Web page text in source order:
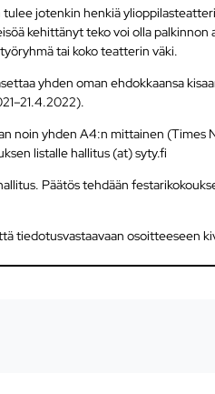
jotenkin henkiä
kehittänyt teko voi olla
tai koko teatterin väki.
yhden oman ehdokkaansa
noin yhden A4:n mittainen (Times
listalle hallitus (at) syty.fi
Päätös tehdään
tiedotusvastaavaan osoitteeseen